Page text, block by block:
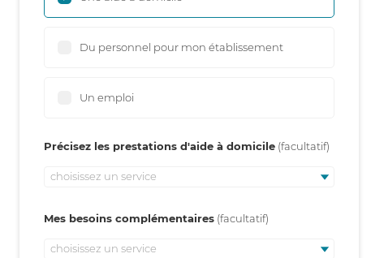
Du personnel pour mon établissement
Un emploi
Précisez les prestations d'aide à domicile
choisissez un service
Mes besoins complémentaires
choisissez un service